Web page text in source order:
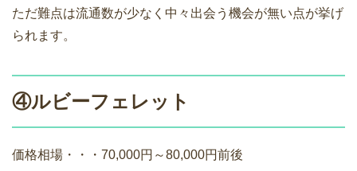
ただ難点は流通数が少なく中々出会う機会が無い点が挙げ
られます。
④ルビーフェレット
価格相場・・・70,000円～80,000円前後